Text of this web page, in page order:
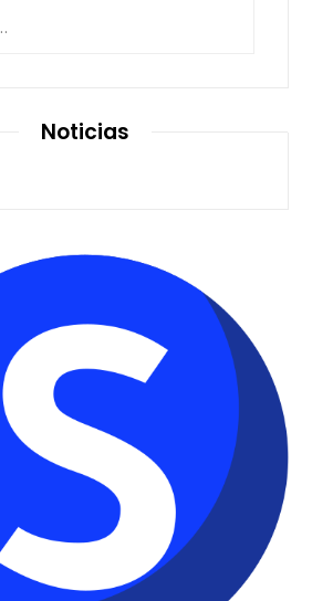
Noticias